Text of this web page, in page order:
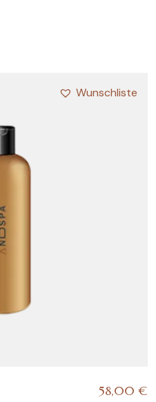
Wunschliste
58,00 €